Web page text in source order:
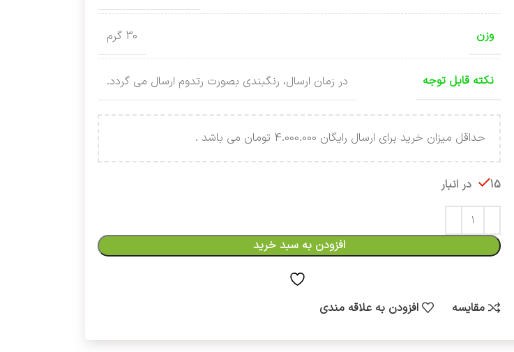
وزن 30 گرم
نکته قابل توجه در زمان ارسال، رنگبندی بصورت رتدوم ارسال می گردد.
حداقل میزان خرید برای ارسال رایگان 4.000.000 تومان می باشد .
15 در انبار
افزودن به سبد خرید
مقایسه افزودن به علاقه مندی